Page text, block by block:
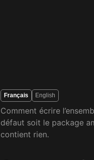
Français English
Comment écrire
défaut soit le package
contient rien.